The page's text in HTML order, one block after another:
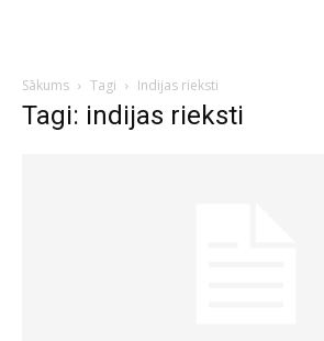
Sākums Tagi Indijas rieksti
Tagi: indijas rieksti